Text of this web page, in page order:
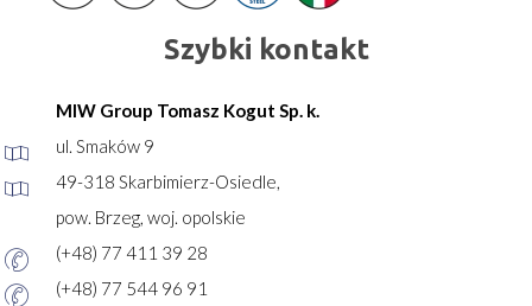
Szybki kontakt
MIW Group Tomasz Kogut Sp. k.
ul. Smaków 9
49-318 Skarbimierz-Osiedle,
pow. Brzeg, woj. opolskie
(+48) 77 411 39 28
(+48) 77 544 96 91